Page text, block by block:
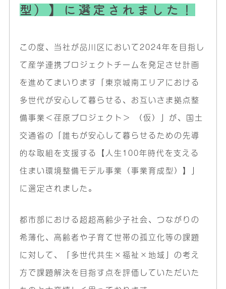
型）】に選定されました！
この度、当社が品川区において2024年を目指し
て産学連携プロジェクトチームを発足させ計画
を進めてまいります「東京城南エリアにおける
多世代が安心して暮らせる、お互いさま拠点整
備事業＜荏原プロジェクト＞ （仮）」が、国土
交通省の「誰もが安心して暮らせるための先導
的な取組を支援する【人生100年時代を支える
住まい環境整備モデル事業（事業育成型）】」
に選定されました。
都市部における超超高齢少子社会、つながりの
希薄化、高齢者や子育て世帯の孤立化等の課題
に対して、「多世代共生×福祉×地域」の考え
方で課題解決を目指す点を評価していただいた